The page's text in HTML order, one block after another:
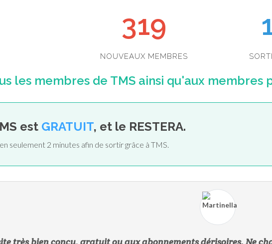
349
NOUVEAUX MEMBRES
les membres de TMS ainsi qu'aux membres
est GRATUIT, et le RESTERA.
seulement 2 minutes afin de sortir grâce à TMS.